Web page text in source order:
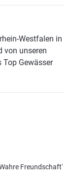
Westfalen in
von unseren
Gewässer
Freundschaft'